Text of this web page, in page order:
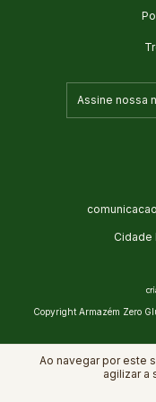
Ao navegar por este
agilizar a
Cidade
Copyright Armazém Zero